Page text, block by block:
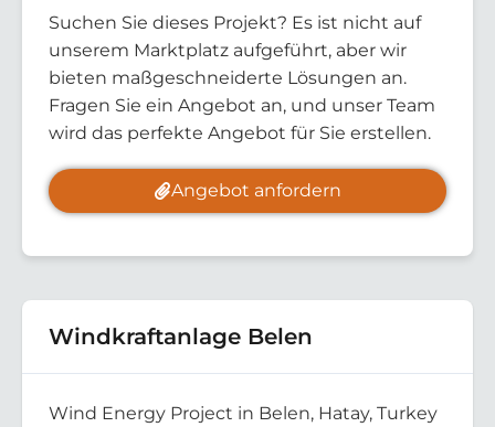
Suchen Sie dieses Projekt? Es ist nicht auf
unserem Marktplatz aufgeführt, aber wir
bieten maßgeschneiderte Lösungen an.
Fragen Sie ein Angebot an, und unser Team
wird das perfekte Angebot für Sie erstellen.
Angebot anfordern
Windkraftanlage Belen
Wind Energy Project in Belen, Hatay, Turkey